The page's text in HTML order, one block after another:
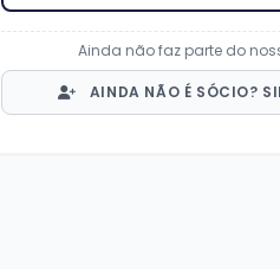
Ainda não faz parte do
AINDA NÃO É SÓCIO?